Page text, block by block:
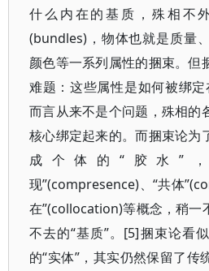
什么内在的基质，殊相不
(bundles)，物体也就是质量
颜色等一系列属性的捆束。但
难题：这些属性是如何被绑
而言从来不是个问题，殊相的
核心绑定起来的。而捆束论为
成个体的“胶水”
现”(compresence)、“共体
在”(collocation)等概念，稍一
不去的“基质”。[5]捆束论看
的“实体”，其实仍然保留了传